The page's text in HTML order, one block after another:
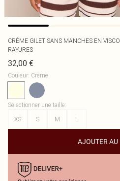
CRÈME GILET SANS MANCHES EN
RAYURES
32,00 €
Couleur: Crème
Sélectionner une taille:
XS
S M L
AJOUTER AU